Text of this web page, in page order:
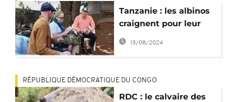
Tanzanie : les albinos
craignent pour leur
vie, le président
interpellé
13/08/2024
RÉPUBLIQUE DÉMOCRATIQUE DU CONGO
RDC : le calvaire des